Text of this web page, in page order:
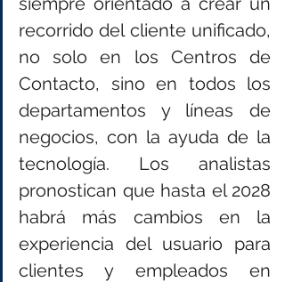
recorrido del cliente unificado,
no solo en los Centros de
Contacto, sino en todos los
departamentos y líneas de
negocios, con la ayuda de la
tecnología. Los analistas
pronostican que hasta el 2028
habrá más cambios en la
experiencia del usuario para
clientes y empleados en